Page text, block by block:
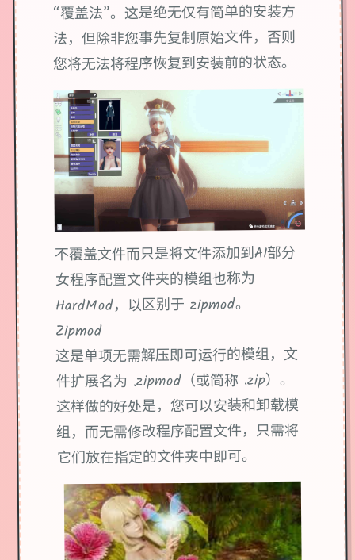
“覆盖法”。这是绝无仅有简单的安装方
法，但除非您事先复制原始文件，否则
您将无法将程序恢复到安装前的状态。
不覆盖文件而只是将文件添加到AI部分
女程序配置文件夹的模组也称为
HardMod，以区别于 zipmod。
Zipmod
这是单项无需解压即可运行的模组，文
件扩展名为 .zipmod（或简称 .zip）。
这样做的好处是，您可以安装和卸载模
组，而无需修改程序配置文件，只需将
它们放在指定的文件夹中即可。